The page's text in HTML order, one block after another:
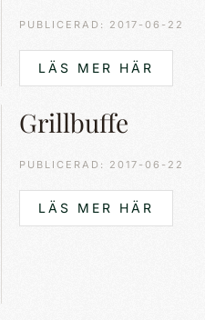
PUBLICERAD: 2017-06-22
LÄS MER HÄR
Grillbuffe
PUBLICERAD: 2017-06-22
LÄS MER HÄR